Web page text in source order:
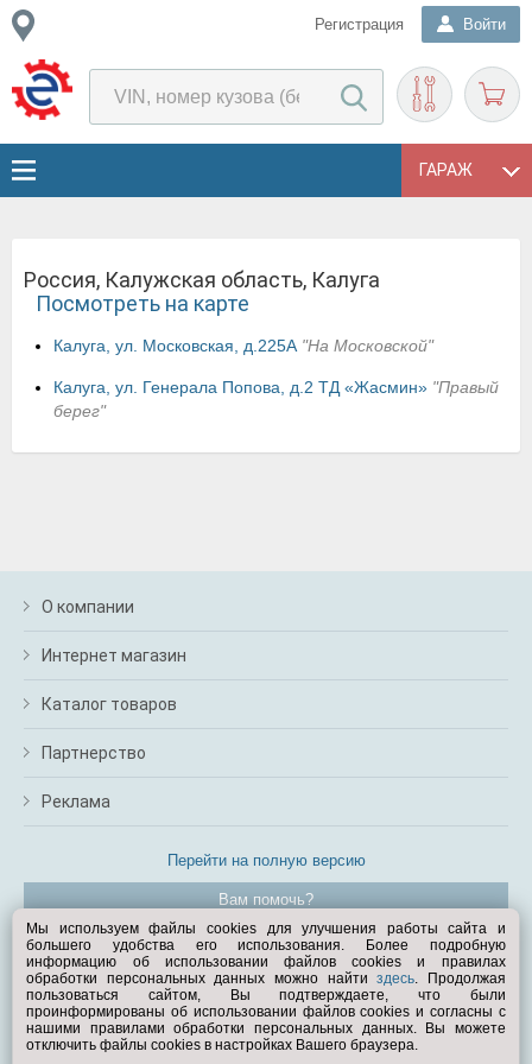
Регистрация Войти
ГАРАЖ
Россия, Калужская область, Калуга
Посмотреть на карте
Калуга, ул. Московская, д.225А "На Московской"
Калуга, ул. Генерала Попова, д.2 ТД «Жасмин» "Правый
берег"
О компании
Интернет магазин
Каталог товаров
Партнерство
Реклама
Перейти на полную версию
Вам помочь?
© Exist.ru 1998—2026
Мы используем файлы cookies для улучшения работы сайта и
большего удобства его использования. Более подробную
информацию об использовании файлов cookies и правилах
обработки персональных данных можно найтиздесь. Продолжая
пользоваться сайтом, Вы подтверждаете, что были
проинформированы об использовании файлов cookies и согласны с
нашими правилами обработки персональных данных. Вы можете
отключить файлы cookies в настройках Вашего браузера.